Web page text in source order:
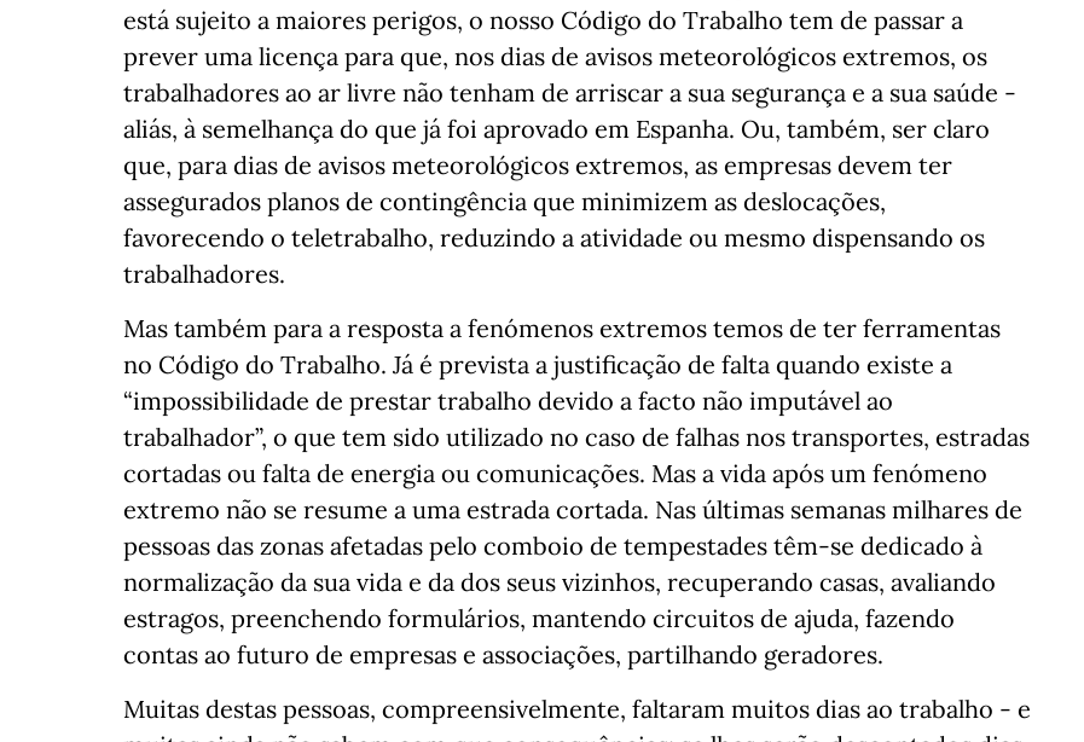
está sujeito a maiores perigos, o nosso Código do Trabalho tem de passar a
prever uma licença para que, nos dias de avisos meteorológicos extremos, os
trabalhadores ao ar livre não tenham de arriscar a sua segurança e a sua saúde -
aliás, à semelhança do que já foi aprovado em Espanha. Ou, também, ser claro
que, para dias de avisos meteorológicos extremos, as empresas devem ter
assegurados planos de contingência que minimizem as deslocações,
favorecendo o teletrabalho, reduzindo a atividade ou mesmo dispensando os
trabalhadores.
Mas também para a resposta a fenómenos extremos temos de ter ferramentas
no Código do Trabalho. Já é prevista a justificação de falta quando existe a
“impossibilidade de prestar trabalho devido a facto não imputável ao
trabalhador”, o que tem sido utilizado no caso de falhas nos transportes, estradas
cortadas ou falta de energia ou comunicações. Mas a vida após um fenómeno
extremo não se resume a uma estrada cortada. Nas últimas semanas milhares de
pessoas das zonas afetadas pelo comboio de tempestades têm-se dedicado à
normalização da sua vida e da dos seus vizinhos, recuperando casas, avaliando
estragos, preenchendo formulários, mantendo circuitos de ajuda, fazendo
contas ao futuro de empresas e associações, partilhando geradores.
Muitas destas pessoas, compreensivelmente, faltaram muitos dias ao trabalho - e